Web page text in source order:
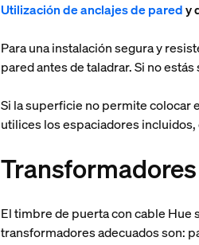
Utilización de anclajes de pared y
Para una instalación segura y
pared antes de taladrar. Si no
Si la superficie no permite colocar
utilices los espaciadores
El timbre de puerta con cable
transformadores adecuados son: